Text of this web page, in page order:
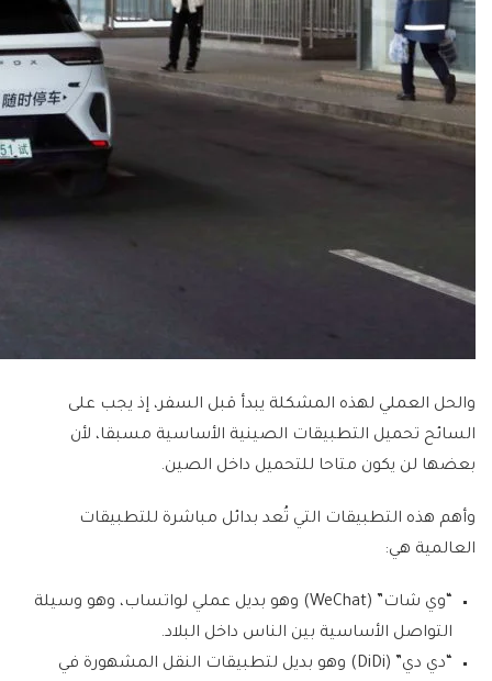
والحل العملي لهذه المشكلة يبدأ قبل السفر، إذ يجب على
السائح تحميل التطبيقات الصينية الأساسية مسبقا، لأن
بعضها لن يكون متاحا للتحميل داخل الصين.
وأهم هذه التطبيقات التي تُعد بدائل مباشرة للتطبيقات
العالمية هي:
“وي شات” (WeChat) وهو بديل عملي لواتساب، وهو وسيلة
التواصل الأساسية بين الناس داخل البلاد.
“دي دي” (DiDi) وهو بديل لتطبيقات النقل المشهورة في